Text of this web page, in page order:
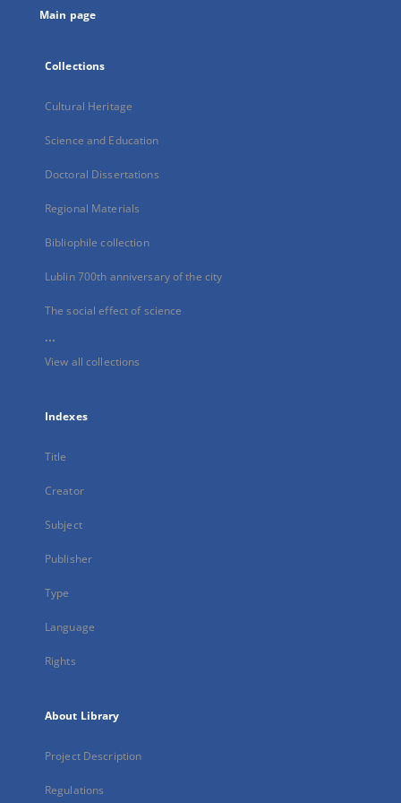
Main page
Collections
Cultural Heritage
Science and Education
Doctoral Dissertations
Regional Materials
Bibliophile collection
Lublin 700th anniversary of the city
The social effect of science
...
View all collections
Indexes
Title
Creator
Subject
Publisher
Type
Language
Rights
About Library
Project Description
Regulations